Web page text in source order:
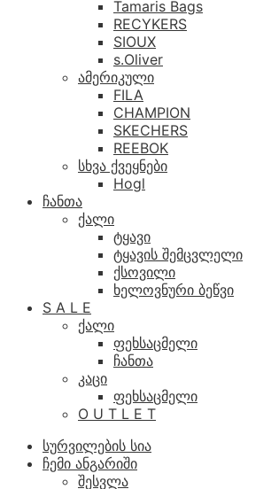
Tamaris Bags
RECYKERS
SIOUX
s.Oliver
ამერიკული
FILA
CHAMPION
SKECHERS
REEBOK
სხვა ქვეყნები
Hogl
ჩანთა
ქალი
ტყავი
ტყავის შემცვლელი
ქსოვილი
ხელოვნური ბეწვი
S A L E
ქალი
ფეხსაცმელი
ჩანთა
კაცი
ფეხსაცმელი
O U T L E T
სურვილების სია
ჩემი ანგარიში
შესვლა